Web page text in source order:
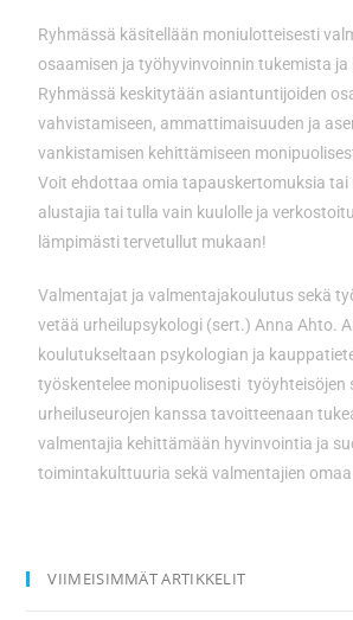
Ryhmässä käsitellään moniulotteisesti
osaamisen ja työhyvinvoinnin tukemista
Ryhmässä keskitytään asiantuntijoiden
vahvistamiseen, ammattimaisuuden ja
vankistamisen kehittämiseen
Voit ehdottaa omia tapauskertomuksia tai
alustajia tai tulla vain kuulolle ja
lämpimästi tervetullut mukaan!
Valmentajat ja valmentajakoulutus sekä
vetää urheilupsykologi (sert.) Anna Ahto.
koulutukseltaan psykologian ja
työskentelee monipuolisesti työyhteisöjen
urheiluseurojen kanssa tavoitteenaan
valmentajia kehittämään hyvinvointia ja
toimintakulttuuria sekä valmentajien
VIIMEISIMMÄT ARTIKKELIT